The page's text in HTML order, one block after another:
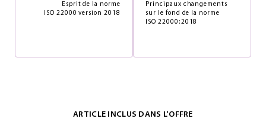
Esprit de la norme
ISO 22000 version 2018
Principaux changements
sur le fond de la norme
ISO 22000:2018
ARTICLE INCLUS DANS L'OFFRE